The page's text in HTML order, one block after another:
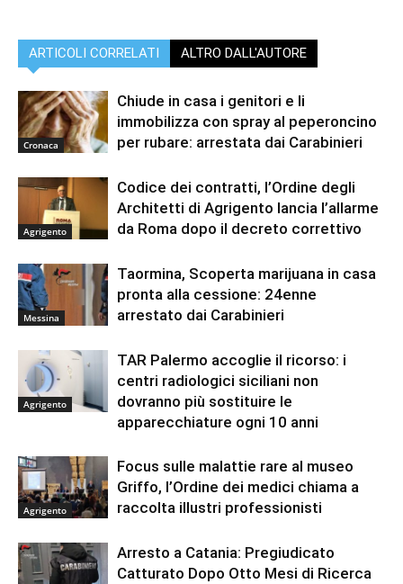
ARTICOLI CORRELATI ALTRO DALL'AUTORE
Cronaca
Chiude in casa i genitori e li
immobilizza con spray al peperoncino
per rubare: arrestata dai Carabinieri
Agrigento
Codice dei contratti, l’Ordine degli
Architetti di Agrigento lancia l’allarme
da Roma dopo il decreto correttivo
Messina
Taormina, Scoperta marijuana in casa
pronta alla cessione: 24enne
arrestato dai Carabinieri
Agrigento
TAR Palermo accoglie il ricorso: i
centri radiologici siciliani non
dovranno più sostituire le
apparecchiature ogni 10 anni
Agrigento
Focus sulle malattie rare al museo
Griffo, l’Ordine dei medici chiama a
raccolta illustri professionisti
Arresto a Catania: Pregiudicato
Catturato Dopo Otto Mesi di Ricerca